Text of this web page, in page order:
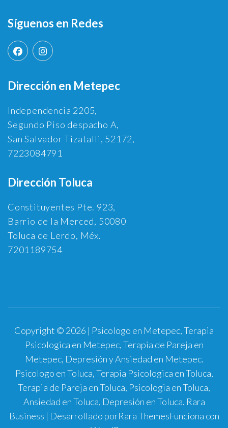
Síguenos en Redes
Dirección en Metepec
Independencia 2205,
Segundo Piso despacho A,
San Salvador Tizatalli, 52172,
7223084791
Dirección Toluca
Constituyentes Pte. 923,
Barrio de la Merced, 50080
Toluca de Lerdo, Méx.
7201189754
Copyright © 2026 | Psicologo en Metepec, Terapia
Psicologica en Metepec, Terapia de Pareja en
Metepec, Depresión y Ansiedad en Metepec.
Psicologo en Toluca, Terapia Psicologica en Toluca,
Terapia de Pareja en Toluca, Psicologia en Toluca,
Ansiedad en Toluca, Depresión en Toluca. Rara
Business | Desarrollado porRara ThemesFunciona con